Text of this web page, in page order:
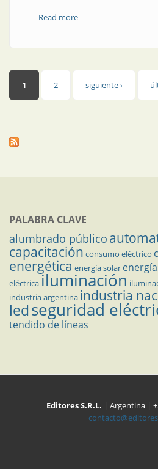
Read moreabout Grupo
Páginas
1 2 siguiente ›
PALABRA CLAVE
alumbrado público
capacitación consumo eléctrico
energética energía solar
eléctricailuminación
industria argentina industria
ledseguridad
tendido de líneas
Editores S.R.L. | Argentina |